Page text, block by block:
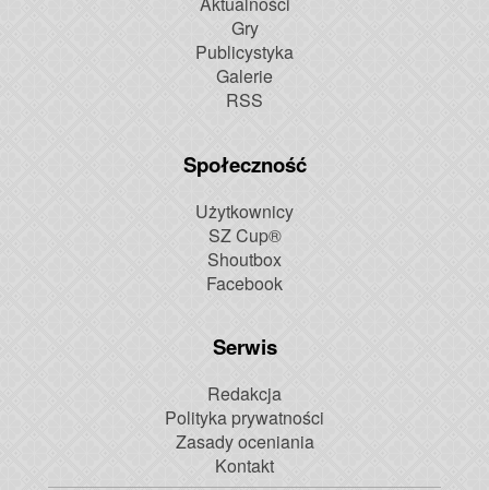
Gry
Publicystyka
Galerie
RSS
Społeczność
Użytkownicy
SZ Cup®
Shoutbox
Facebook
Serwis
Redakcja
Polityka prywatności
Zasady oceniania
Kontakt